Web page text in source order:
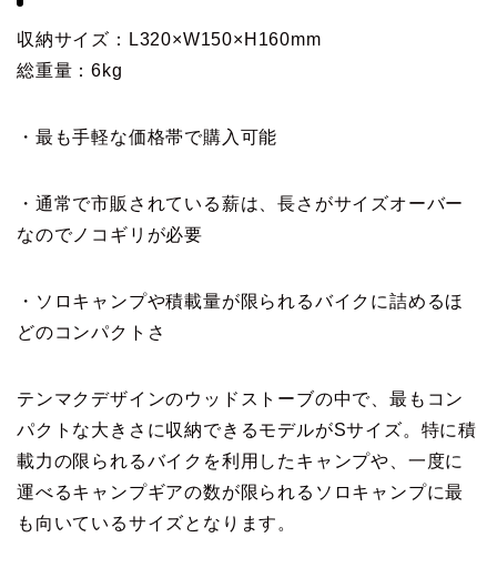
収納サイズ：L320×W150×H160mm
総重量：6kg
・最も手軽な価格帯で購入可能
・通常で市販されている薪は、長さがサイズオーバー
なのでノコギリが必要
・ソロキャンプや積載量が限られるバイクに詰めるほ
どのコンパクトさ
テンマクデザインのウッドストーブの中で、最もコン
パクトな大きさに収納できるモデルがSサイズ。特に積
載力の限られるバイクを利用したキャンプや、一度に
運べるキャンプギアの数が限られるソロキャンプに最
も向いているサイズとなります。